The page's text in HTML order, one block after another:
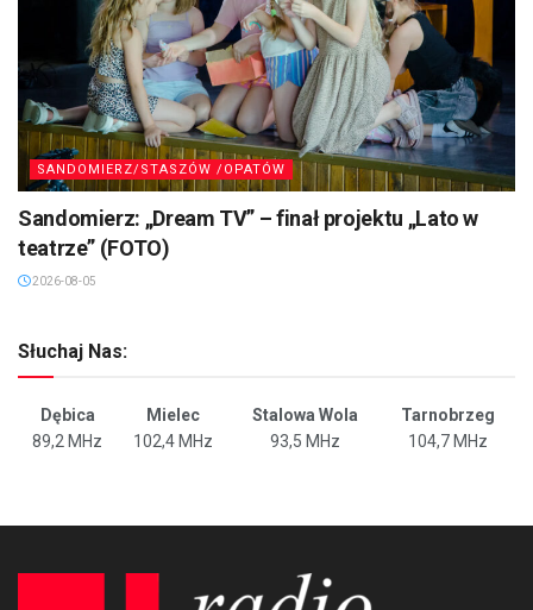
SANDOMIERZ/STASZÓW /OPATÓW
Sandomierz: „Dream TV” – finał projektu „Lato w
teatrze” (FOTO)
2026-08-05
Słuchaj Nas:
Dębica Mielec Stalowa Wola
Tarnobrzeg
89,2 MHz
102,4 MHz 93,5 MHz 104,7 MHz